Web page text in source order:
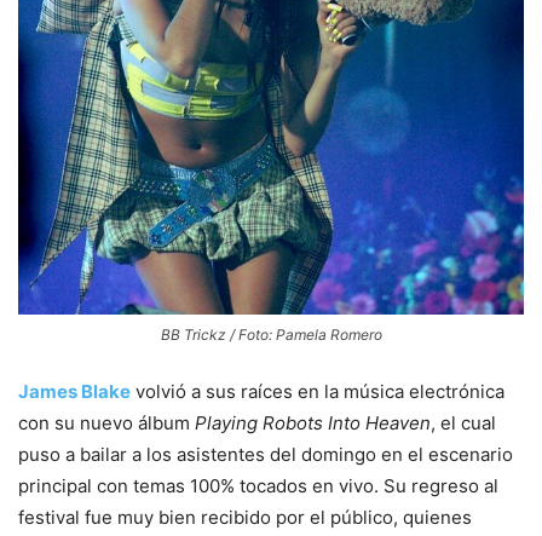
BB Trickz / Foto: Pamela Romero
James Blake volvió a sus raíces en la música electrónica
con su nuevo álbum Playing Robots Into Heaven, el cual
puso a bailar a los asistentes del domingo en el escenario
principal con temas 100% tocados en vivo. Su regreso al
festival fue muy bien recibido por el público, quienes